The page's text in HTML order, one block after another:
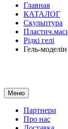
Главная
КАТАЛОГ
Скульптура
Рідкі гелі
Гель-
Меню
Партнери
Про нас